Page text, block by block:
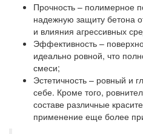
Прочность – полимерное
надежную защиту бетона
и влияния агрессивных
Эффективность –
идеально ровной, что
смеси;
Эстетичность – ровный и
себе. Кроме того,
составе различные
применение еще более